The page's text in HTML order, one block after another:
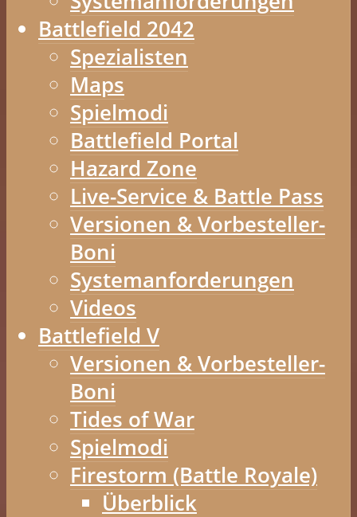
Battlefield 2042
Spezialisten
Maps
Spielmodi
Battlefield Portal
Hazard Zone
Live-Service & Battle Pass
Versionen & Vorbesteller-
Boni
Systemanforderungen
Videos
Battlefield V
Versionen & Vorbesteller-
Boni
Tides of War
Spielmodi
Firestorm (Battle Royale)
Überblick